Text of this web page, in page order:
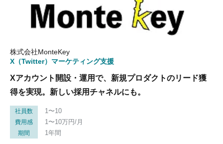
株式会社MonteKey
X（Twitter）マーケティング支援
Xアカウント開設・運用で、新規プロダクトのリード獲
得を実現。新しい採用チャネルにも。
社員数 1〜10
費用感 1〜10万円/月
期間 1年間